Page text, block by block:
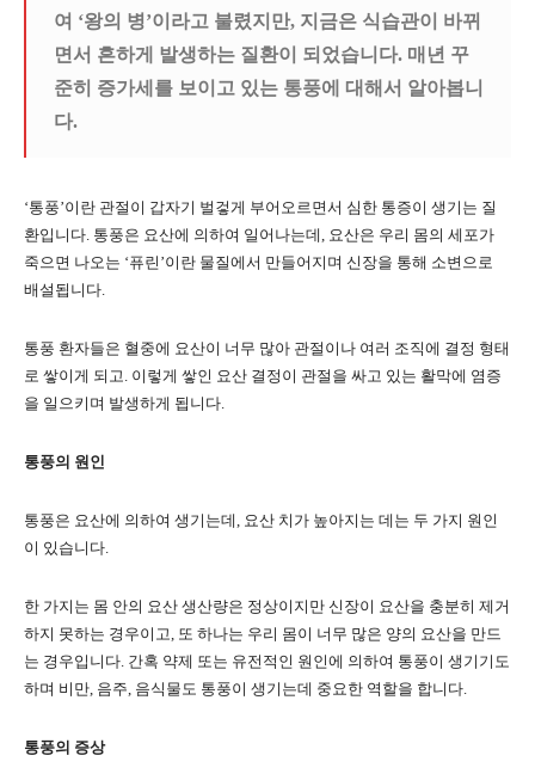
여 ‘왕의 병’이라고 불렸지만, 지금은 식습관이 바뀌
면서 흔하게 발생하는 질환이 되었습니다. 매년 꾸
준히 증가세를 보이고 있는 통풍에 대해서 알아봅니
다.
‘통풍’이란 관절이 갑자기 벌겋게 부어오르면서 심한 통증이 생기는 질
환입니다. 통풍은 요산에 의하여 일어나는데, 요산은 우리 몸의 세포가
죽으면 나오는 ‘퓨린’이란 물질에서 만들어지며 신장을 통해 소변으로
배설됩니다.
통풍 환자들은 혈중에 요산이 너무 많아 관절이나 여러 조직에 결정 형태
로 쌓이게 되고. 이렇게 쌓인 요산 결정이 관절을 싸고 있는 활막에 염증
을 일으키며 발생하게 됩니다.
통풍의 원인
통풍은 요산에 의하여 생기는데, 요산 치가 높아지는 데는 두 가지 원인
이 있습니다.
한 가지는 몸 안의 요산 생산량은 정상이지만 신장이 요산을 충분히 제거
하지 못하는 경우이고, 또 하나는 우리 몸이 너무 많은 양의 요산을 만드
는 경우입니다. 간혹 약제 또는 유전적인 원인에 의하여 통풍이 생기기도
하며 비만, 음주, 음식물도 통풍이 생기는데 중요한 역할을 합니다.
통풍의 증상